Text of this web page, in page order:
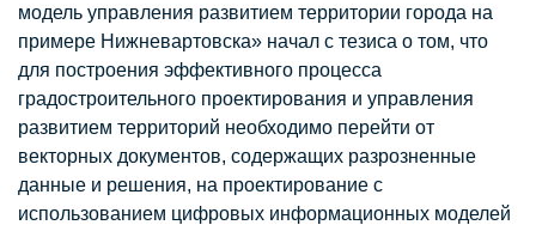
модель управления развитием территории города на
примере Нижневартовска» начал с тезиса о том, что
для построения эффективного процесса
градостроительного проектирования и управления
развитием территорий необходимо перейти от
векторных документов, содержащих разрозненные
данные и решения, на проектирование с
использованием цифровых информационных моделей